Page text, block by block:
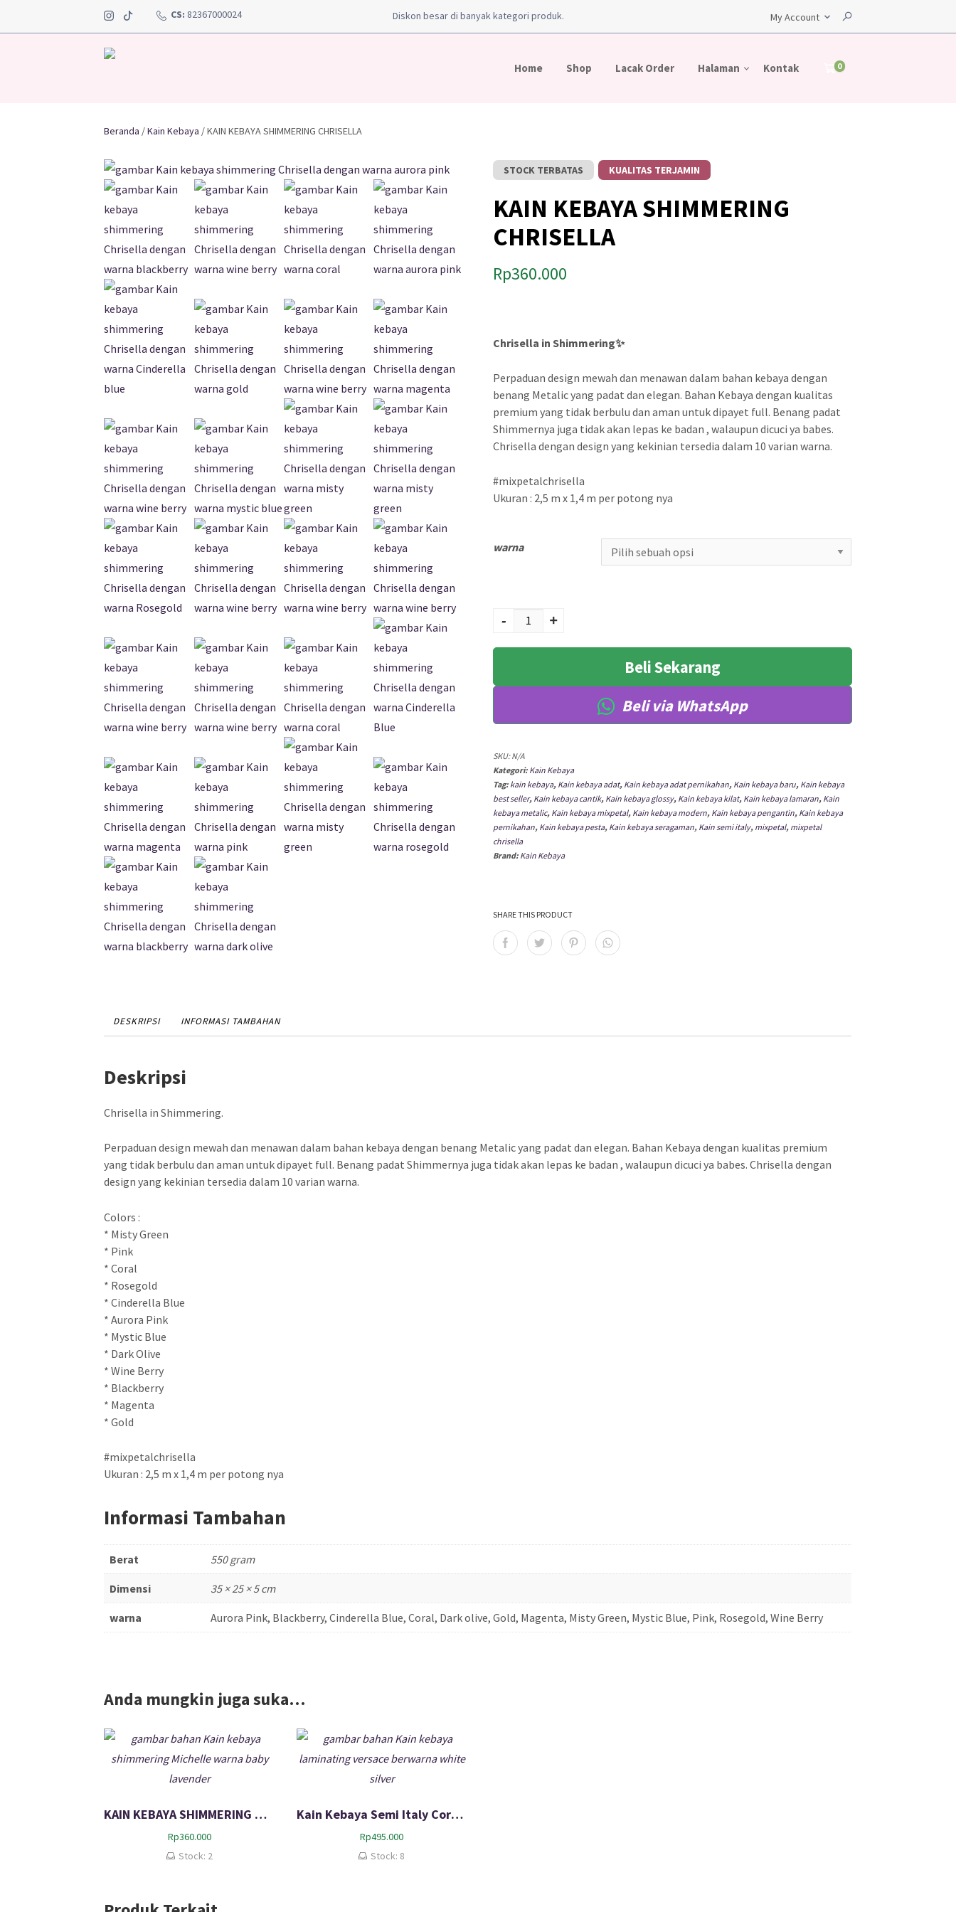
CS: 82367000024 Diskon besar di banyak kategori produk. My Account
Home Shop Lacak Order Halaman Kontak 0
Beranda /Kain Kebaya / KAIN KEBAYA SHIMMERING CHRISELLA
STOCK TERBATAS KUALITAS TERJAMIN
KAIN KEBAYA SHIMMERING
CHRISELLA
Rp360.000
Chrisella in Shimmering✨
Perpaduan design mewah dan menawan dalam bahan kebaya dengan
benang Metalic yang padat dan elegan. Bahan Kebaya dengan kualitas
premium yang tidak berbulu dan aman untuk dipayet full. Benang padat
Shimmernya juga tidak akan lepas ke badan , walaupun dicuci ya babes.
Chrisella dengan design yang kekinian tersedia dalam 10 varian warna.
#mixpetalchrisella
Ukuran : 2,5 m x 1,4 m per potong nya
warna
KEBAYA
- +
Beli Sekarang
Beli via WhatsApp
SKU:N/A
Kategori: Kain Kebaya
Tag: kain kebaya, Kain kebaya adat, Kain kebaya adat pernikahan, Kain kebaya baru, Kain kebaya
best seller, Kain kebaya cantik, Kain kebaya glossy, Kain kebaya kilat, Kain kebaya lamaran, Kain
kebaya metalic, Kain kebaya mixpetal, Kain kebaya modern, Kain kebaya pengantin, Kain kebaya
pernikahan, Kain kebaya pesta, Kain kebaya seragaman, Kain semi italy, mixpetal, mixpetal
chrisella
Brand: Kain Kebaya
SHARE THIS PRODUCT
DESKRIPSI INFORMASI TAMBAHAN
Deskripsi
Chrisella in Shimmering.
Perpaduan design mewah dan menawan dalam bahan kebaya dengan benang Metalic yang padat dan elegan. Bahan Kebaya dengan kualitas premium
yang tidak berbulu dan aman untuk dipayet full. Benang padat Shimmernya juga tidak akan lepas ke badan , walaupun dicuci ya babes. Chrisella dengan
design yang kekinian tersedia dalam 10 varian warna.
Colors :
* Misty Green
* Pink
* Coral
* Rosegold
* Cinderella Blue
* Aurora Pink
* Mystic Blue
* Dark Olive
* Wine Berry
* Blackberry
* Magenta
* Gold
#mixpetalchrisella
Ukuran : 2,5 m x 1,4 m per potong nya
Informasi Tambahan
Berat 550 gram
Dimensi 35 × 25 × 5 cm
warna Aurora Pink, Blackberry, Cinderella Blue, Coral, Dark olive, Gold, Magenta, Misty Green, Mystic Blue, Pink, Rosegold, Wine Berry
Anda mungkin juga suka…
KAIN KEBAYA SHIMMERING MICHELLE – Baby Lavender
Rp360.000
Stock: 2
Kain Kebaya Semi Italy Cord Laminating Versace Lace – Whitesilver
Rp495.000
Stock: 8